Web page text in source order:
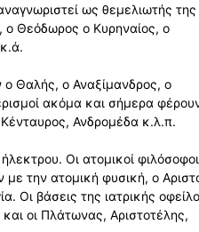
ως θεμελιωτής της
ο Θεόδωρος ο Κυρηναίος, ο
Θαλής, ο Αναξίμανδρος, ο
ακόμα και σήμερα
Ανδρομέδα κ.λ.π.
Οι ατομικοί φιλόσοφοι
την ατομική φυσική, ο
Οι βάσεις της ιατρικής
οι Πλάτωνας, Αριστοτέλης,